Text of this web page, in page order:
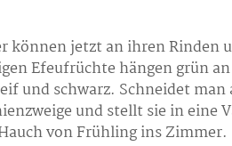
können jetzt an ihren Rinden
Efeufrüchte hängen grün
und schwarz. Schneidet man
und stellt sie in eine
von Frühling ins Zimmer.